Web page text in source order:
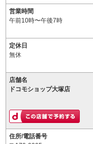
営業時間
午前10時〜午後7時
定休日
無休
店舗名
ドコモショップ大塚店
住所/電話番号